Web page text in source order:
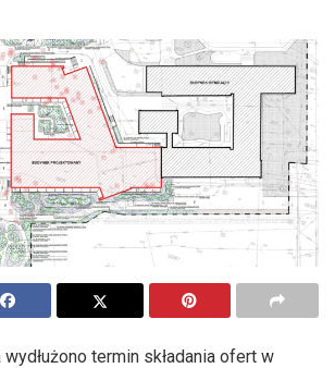
termin składania ofert w